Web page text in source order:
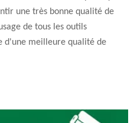
une très bonne qualité de
de tous les outils
d'une meilleure qualité de